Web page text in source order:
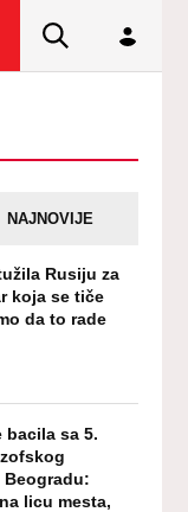
NAJNOVIJE
Rusiju za
koja se tiče
da to rade
bacila sa 5.
licu mesta,